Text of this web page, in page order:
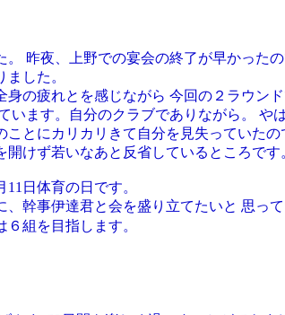
。 昨夜、上野での宴会の終了が早かった
した。
の疲れとを感じながら 今回の２ラウン
います。自分のクラブでありながら。 や
とにカリカリきて自分を見失っていたの
けず若いなあと反省しているところです
日体育の日です。
幹事伊達君と会を盛り立てたいと 思って
組を目指します。